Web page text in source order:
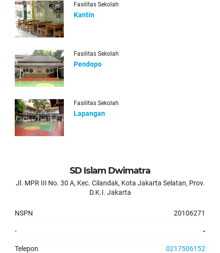
Fasilitas Sekolah
Kantin
Fasilitas Sekolah
Pendopo
Fasilitas Sekolah
Lapangan
SD Islam Dwimatra
Jl. MPR III No. 30 A, Kec. Cilandak, Kota Jakarta Selatan, Prov.
D.K.I. Jakarta
NSPN 20106271
- -
Telepon 0217506152